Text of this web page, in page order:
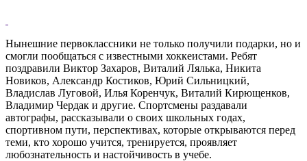
Нынешние первоклассники не только получили подарки, но и
смогли пообщаться с известными хоккеистами. Ребят
поздравили Виктор Захаров, Виталий Лялька, Никита
Новиков, Александр Костиков, Юрий Сильницкий,
Владислав Луговой, Илья Коренчук, Виталий Кирющенков,
Владимир Чердак и другие. Спортсмены раздавали
автографы, рассказывали о своих школьных годах,
спортивном пути, перспективах, которые открываются перед
теми, кто хорошо учится, тренируется, проявляет
любознательность и настойчивость в учебе.